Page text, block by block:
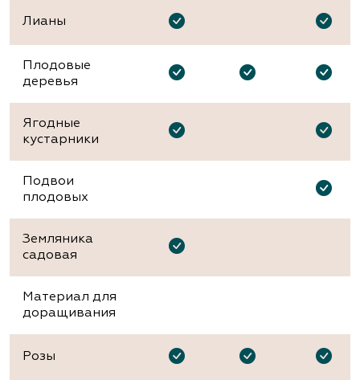
Лианы
Плодовые
деревья
Ягодные
кустарники
Подвои
плодовых
Земляника
садовая
Материал для
доращивания
Розы